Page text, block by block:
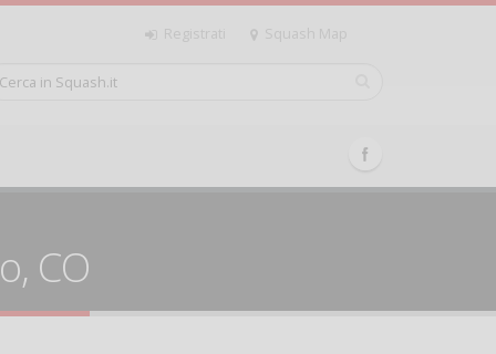
Registrati Squash Map
CO